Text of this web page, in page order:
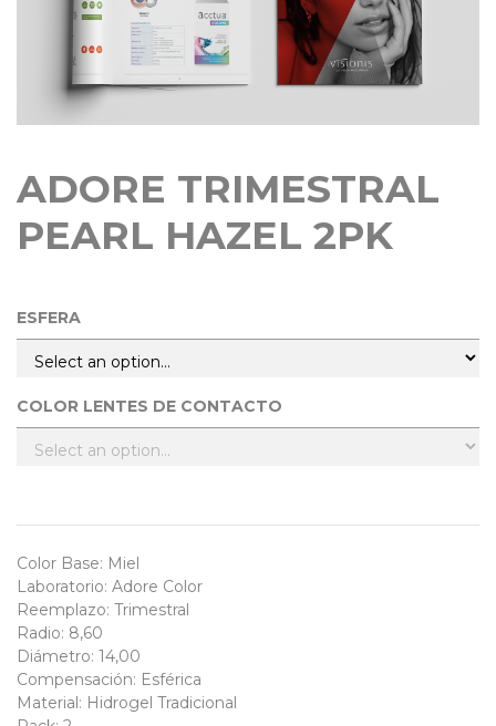
ADORE TRIMESTRAL
PEARL HAZEL 2PK
ESFERA
COLOR LENTES DE CONTACTO
Color Base: Miel
Laboratorio: Adore Color
Reemplazo: Trimestral
Radio: 8,60
Diámetro: 14,00
Compensación: Esférica
Material: Hidrogel Tradicional